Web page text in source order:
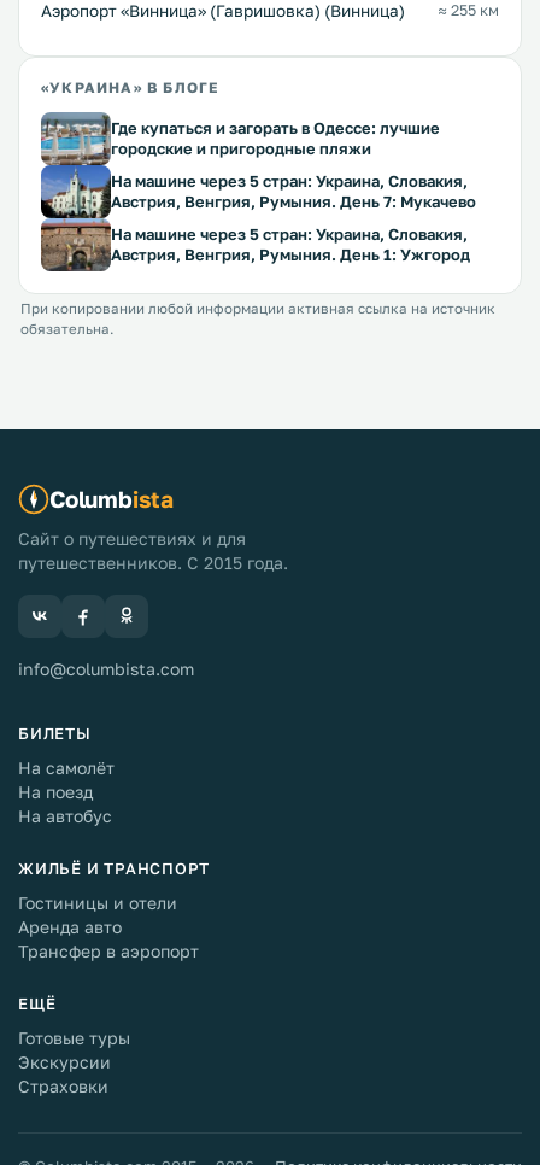
Аэропорт «Винница» (Гавришовка) (Винница) ≈ 255 км
«УКРАИНА» В БЛОГЕ
Где купаться и загорать в Одессе: лучшие
городские и пригородные пляжи
На машине через 5 стран: Украина, Словакия,
Австрия, Венгрия, Румыния. День 7: Мукачево
На машине через 5 стран: Украина, Словакия,
Австрия, Венгрия, Румыния. День 1: Ужгород
При копировании любой информации активная ссылка на источник
обязательна.
Columbista
Сайт о путешествиях и для
путешественников. С 2015 года.
info@columbista.com
БИЛЕТЫ
На самолёт
На поезд
На автобус
ЖИЛЬЁ И ТРАНСПОРТ
Гостиницы и отели
Аренда авто
Трансфер в аэропорт
ЕЩЁ
Готовые туры
Экскурсии
Страховки